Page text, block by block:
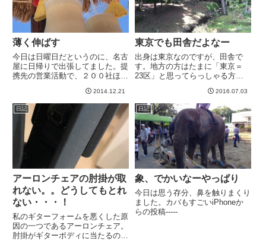
薄く伸ばす
今日は日曜日だというのに、名古
屋に日帰りで出張してました。提
携先の営業活動で、２００社ほど
一コマ分講師をやってくれ、とい
うことでした。面倒なので嫌だっ
たのですが、いろいろあって引き
受けざるを得なかったのでやむ
な...
2014.12.21
東京でも田舎だよなー
出身は東京なのですが、田舎で
す。地方の方はたまに「東京＝
23区」と思ってらっしゃる方が
西方向にびよーんと伸びてまし
て、西のハジの方はもう田舎です
wうちの実家だと電車の駅まで徒
歩1時間くらいかかります。。。
今日...
2016.07.03
日記
アーロンチェアの肘掛が取
れない。。どうしてもとれ
ない・・・！
私のギターフォームを悪くした原
因の一つであるアーロンチェア。
肘掛がギターボディに当たるの
日記
象、でかいなーやっぱり
今日は思う存分、鼻を触りまくり
ました。カバもすごいiPhoneか
らの投稿-----